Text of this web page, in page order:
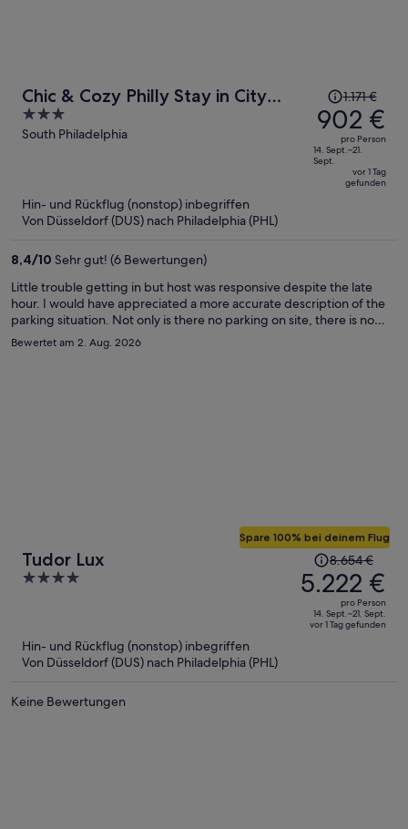
Chic & Cozy Philly Stay in City
Center
3
out
South Philadelphia
Der
Preis
betrug
1.171 €,
jetzt
beträgt
1.171 €
902 €
pro Person
14. Sept.–21.
Sept.
vor 1 Tag
gefunden
Hin- und Rückflug (nonstop) inbegriffen
Von Düsseldorf (DUS) nach Philadelphia (PHL)
8,4/10 Sehr gut! (6 Bewertungen)
Little trouble getting in but host was responsive despite the late
hour. I would have appreciated a more accurate description of the
parking situation. Not only is there no parking on site, there is no
parking anywhere close. The place is nice and roomy.
Bewertet am 2. Aug. 2026
Tudor Lux
4
Spare 100% bei deinem Flug
Der
Preis
betrug
8.654 €,
jetzt
8.654 €
5.222 €
pro Person
14. Sept.–21. Sept.
vor 1 Tag gefunden
Hin- und Rückflug (nonstop) inbegriffen
Von Düsseldorf (DUS) nach Philadelphia (PHL)
Keine Bewertungen